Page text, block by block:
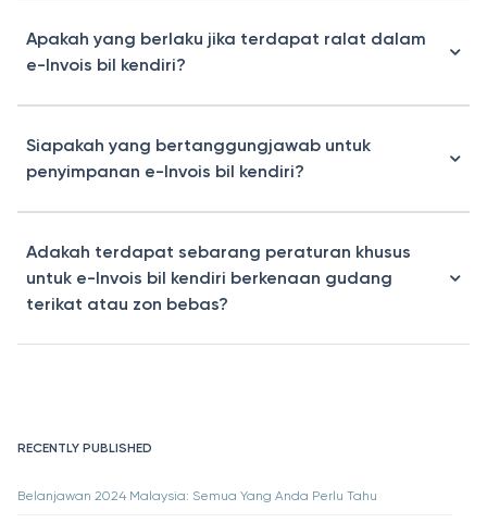
RECENTLY PUBLISHED
Belanjawan 2024 Malaysia: Semua Yang Anda Perlu Tahu
Apakah yang berlaku jika terdapat ralat dalam
e-Invois bil kendiri?
Siapakah yang bertanggungjawab untuk
penyimpanan e-Invois bil kendiri?
Adakah terdapat sebarang peraturan khusus
untuk e-Invois bil kendiri berkenaan gudang
terikat atau zon bebas?